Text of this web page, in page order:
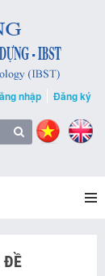
nhập Đăng ký
ĐỀ